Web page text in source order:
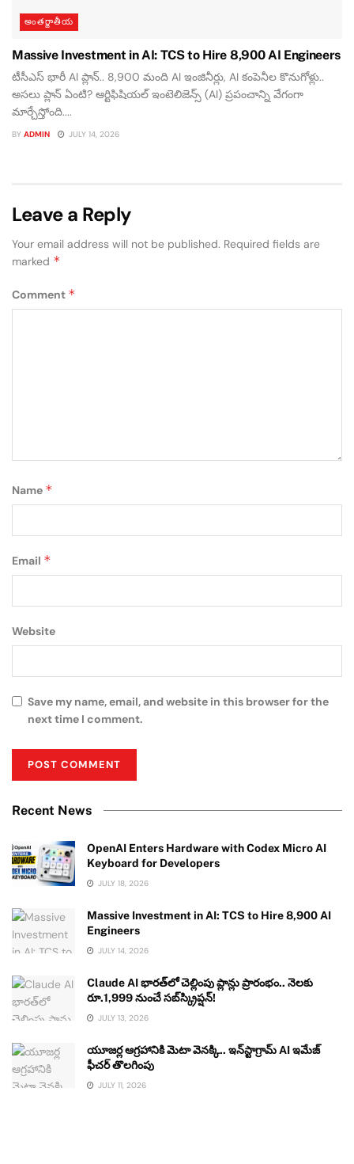
అంతర్జాతీయ
Massive Investment in AI: TCS to Hire 8,900 AI Engineers
టీసీఎస్ భారీ AI ప్లాన్.. 8,900 మంది AI ఇంజినీర్లు, AI కంపెనీల కొనుగోళ్లు..
అసలు ప్లాన్ ఏంటి? ఆర్టిఫిషియల్ ఇంటెలిజెన్స్ (AI) ప్రపంచాన్ని వేగంగా
మార్చేస్తోంది....
BY ADMIN JULY 14, 2026
Leave a Reply
Your email address will not be published. Required fields are
marked *
Comment *
Name *
Email *
Website
Save my name, email, and website in this browser for the
next time I comment.
Recent News
OpenAI Enters Hardware with Codex Micro AI
Keyboard for Developers
JULY 18, 2026
Massive Investment in AI: TCS to Hire 8,900 AI
Engineers
JULY 14, 2026
Claude AI భారత్‌లో చెల్లింపు ప్లాన్లు ప్రారంభం.. నెలకు
రూ.1,999 నుంచే సబ్‌స్క్రిప్షన్!
JULY 13, 2026
యూజర్ల ఆగ్రహానికి మెటా వెనక్కి.. ఇన్‌స్టాగ్రామ్ AI ఇమేజ్
ఫీచర్ తొలగింపు
JULY 11, 2026